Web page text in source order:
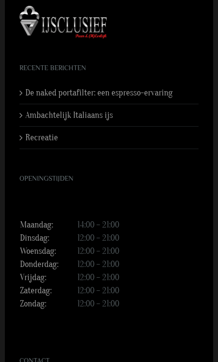
RECENTE BERICHTEN
De naked portafilter: een espresso-ervaring
Ambachtelijk Italiaans ijs
Recreatie
OPENINGSTIJDEN
Maandag:
14:00 – 21:00
Dinsdag:
12:00 – 21:00
Woensdag:
12:00 – 21:00
Donderdag:
12:00 – 21:00
Vrijdag:
12:00 – 21:00
Zaterdag:
12:00 – 21:00
Zondag:
12:00 – 21:00